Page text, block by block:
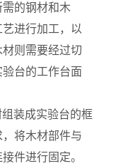
的钢材和木
进行加工，以
则需要经过切
台的工作台面
装成实验台的框
将木材部件与
件进行固定。